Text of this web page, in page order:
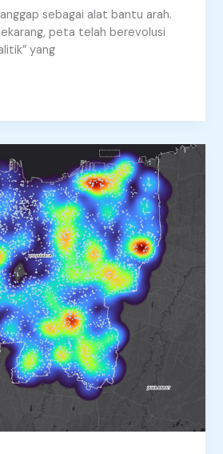
sebagai alat bantu arah.
peta telah berevolusi
yang